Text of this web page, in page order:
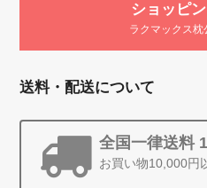
ショッピ
ラクマックス
送料・配送について
全国一律送料
お買い物10,000円